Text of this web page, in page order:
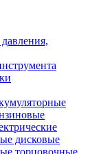
дисковые
торцовочные